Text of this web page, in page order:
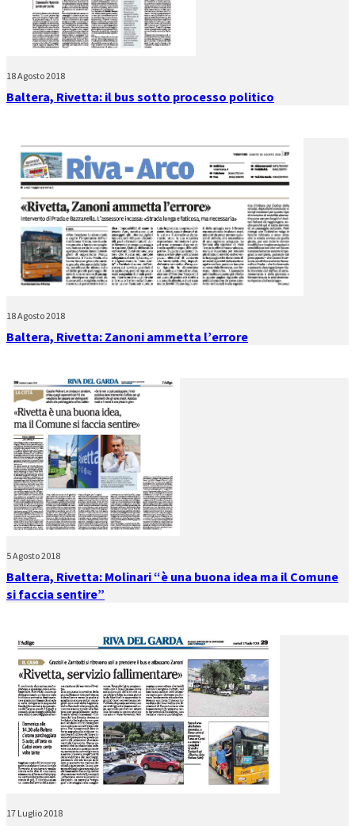
18 Agosto 2018
Baltera, Rivetta: il bus sotto processo politico
18 Agosto 2018
Baltera, Rivetta: Zanoni ammetta l’errore
5 Agosto 2018
Baltera, Rivetta: Molinari “è una buona idea ma il Comune
si faccia sentire”
17 Luglio 2018